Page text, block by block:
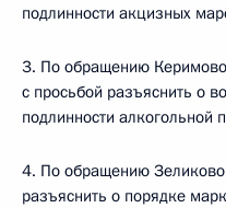
подлинности акцизных
3. По обращению
с просьбой разъяснить о
подлинности алкогольной
4. По обращению
разъяснить о порядке